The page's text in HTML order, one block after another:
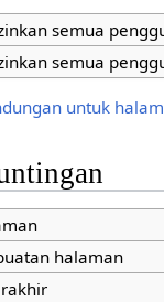
semua
semua
untuk
halaman